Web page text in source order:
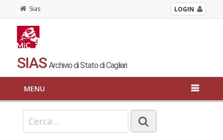
Sias LOGIN
SIAS Archivio di Stato di Cagliari
MENU